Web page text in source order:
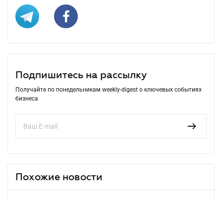
Подпишитесь на рассылку
Получайте по понедельникам weekly-digest о ключевых событиях
бизнеса
Похожие новости